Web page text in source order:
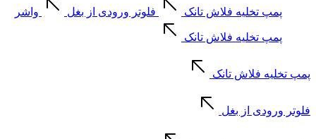
پمپ تخلیه فلاش تانک فلوتر ورودی از بغل واشر
پمپ تخلیه فلاش تانک
پمپ تخلیه فلاش تانک
فلوتر ورودی از بغل